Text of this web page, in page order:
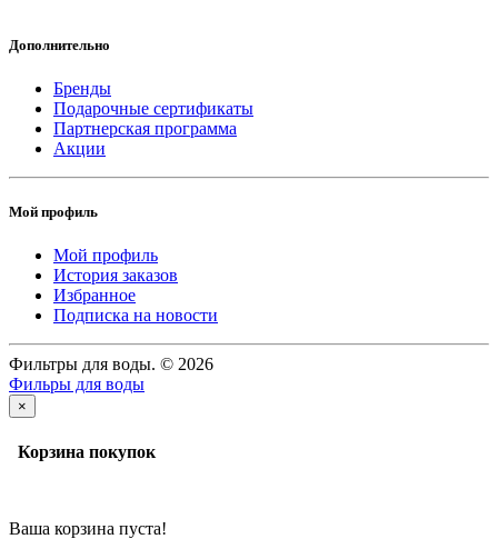
Дополнительно
Бренды
Подарочные сертификаты
Партнерская программа
Акции
Мой профиль
Мой профиль
История заказов
Избранное
Подписка на новости
Фильтры для воды. © 2026
Фильры для воды
×
Корзина покупок
Ваша корзина пуста!